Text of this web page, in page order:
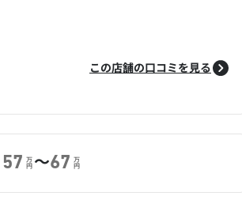
この店舗の口コミを見る
57 万
円 ～67 万
円